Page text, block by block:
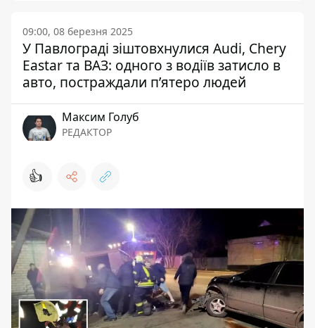
09:00, 08 березня 2025
У Павлограді зіштовхнулися Audi, Chery
Eastar та ВАЗ: одного з водіїв затисло в
авто, постраждали п’ятеро людей
Максим Голуб
РЕДАКТОР
👍